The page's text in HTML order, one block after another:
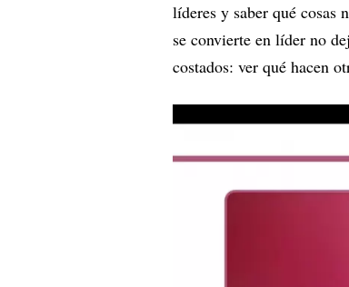
líderes y saber qué cosas
se convierte en líder no
costados: ver qué hacen